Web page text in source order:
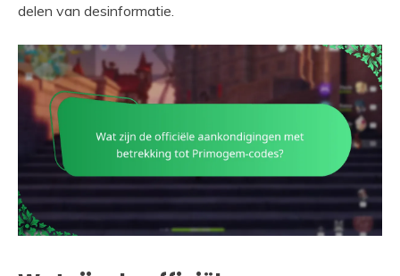
delen van desinformatie.